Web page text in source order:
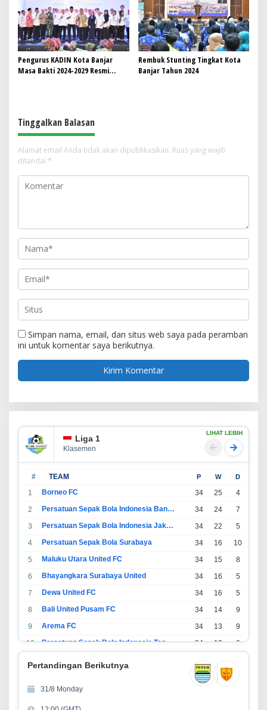
Pengurus KADIN Kota Banjar
Masa Bakti 2024-2029 Resmi
Rembuk Stunting Tingkat Kota
Banjar Tahun 2024
Tinggalkan Balasan
Alamat email Anda tidak akan dipublikasikan. Ruas yang wajib
ditandai *
Simpan nama, email, dan situs web saya pada peramban
ini untuk komentar saya berikutnya.
Liga 1
Klasemen
LIHAT LEBIH
# TEAM P W D
1 Borneo FC 34 25 4
2
Persatuan Sepak Bola Indonesia Bandung 34 24 7
3
Persatuan Sepak Bola Indonesia Jakarta 34 22 5
4
Persatuan Sepak Bola Surabaya 34 16 10
5
Maluku Utara United FC 34 15 8
6
Bhayangkara Surabaya United 34 16 5
7
Dewa United FC 34 16 5
8
Bali United Pusam FC 34 14 9
9
Arema FC 34 13 9
10
Persatuan Sepak Bola Indonesia Tangerang 34 13 6
34 11
13
Pertandingan Berikutnya
31/8 Monday